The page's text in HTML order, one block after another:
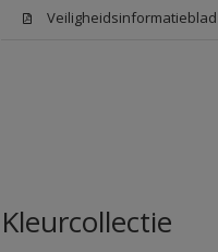
Veiligheidsinformatieblad
Kleurcollectie